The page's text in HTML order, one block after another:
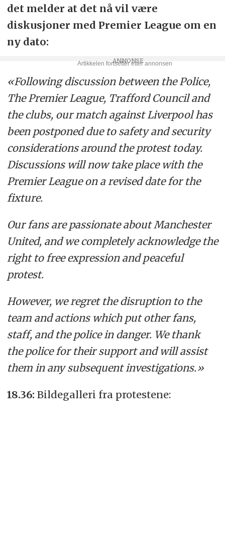
det melder at det nå vil være
diskusjoner med Premier League om en
ny dato:
«Following discussion between the Police,
The Premier League, Trafford Council and
the clubs, our match against Liverpool has
been postponed due to safety and security
considerations around the protest today.
Discussions will now take place with the
Premier League on a revised date for the
fixture.
Our fans are passionate about Manchester
United, and we completely acknowledge the
right to free expression and peaceful
protest.
However, we regret the disruption to the
team and actions which put other fans,
staff, and the police in danger. We thank
the police for their support and will assist
them in any subsequent investigations.»
18.36: Bildegalleri fra protestene: